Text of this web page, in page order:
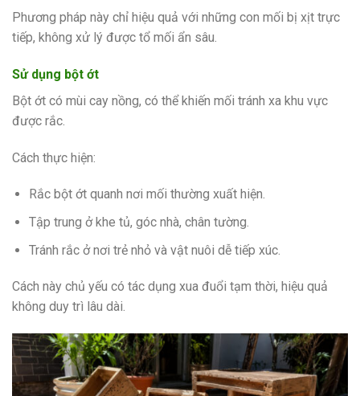
Phương pháp này chỉ hiệu quả với những con mối bị xịt trực
tiếp, không xử lý được tổ mối ẩn sâu.
Sử dụng bột ớt
Bột ớt có mùi cay nồng, có thể khiến mối tránh xa khu vực
được rắc.
Cách thực hiện:
Rắc bột ớt quanh nơi mối thường xuất hiện.
Tập trung ở khe tủ, góc nhà, chân tường.
Tránh rắc ở nơi trẻ nhỏ và vật nuôi dễ tiếp xúc.
Cách này chủ yếu có tác dụng xua đuổi tạm thời, hiệu quả
không duy trì lâu dài.